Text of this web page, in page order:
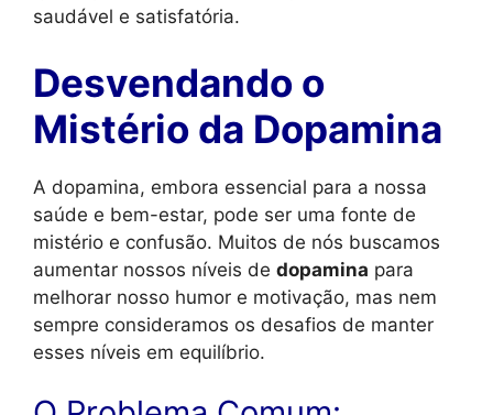
saudável e satisfatória.
Desvendando o
Mistério da Dopamina
A dopamina, embora essencial para a nossa
saúde e bem-estar, pode ser uma fonte de
mistério e confusão. Muitos de nós buscamos
aumentar nossos níveis de dopamina para
melhorar nosso humor e motivação, mas nem
sempre consideramos os desafios de manter
esses níveis em equilíbrio.